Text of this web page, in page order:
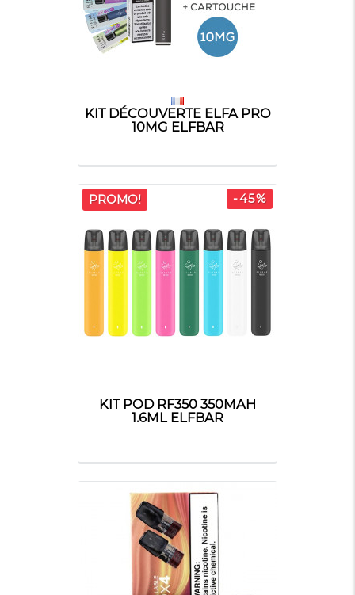
KIT DÉCOUVERTE ELFA PRO
10MG ELFBAR
PROMO! -45%
KIT POD RF350 350MAH
1.6ML ELFBAR